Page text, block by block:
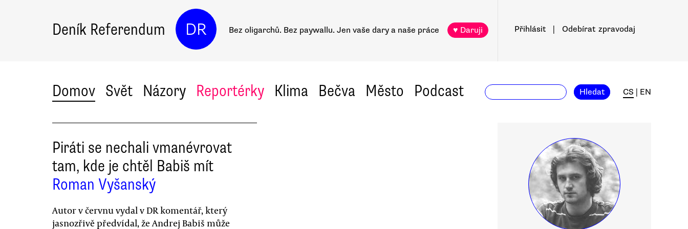
Deník Referendum DR Bez oligarchů. Bez paywallu. Jen vaše dary a naše práce ♥ Daruji Přihlásit Odebírat zpravodaj
Domov Svět Názory Reportérky Klima Bečva Město Podcast Hledat CS EN
Piráti se nechali vmanévrovat
tam, kde je chtěl Babiš mít
Roman Vyšanský
Autor v červnu vydal v DR komentář, který
jasnozřivě předvídal, že Andrej Babiš může